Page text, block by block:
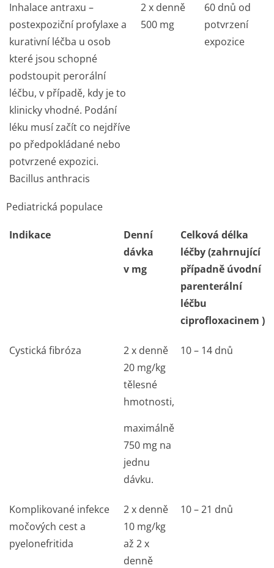
Inhalace antraxu –
postexpoziční profylaxe a
kurativní léčba u osob
které jsou schopné
podstoupit perorální
léčbu, v případě, kdy je to
klinicky vhodné. Podání
léku musí začít co nejdříve
po předpokládané nebo
potvrzené expozici.
Bacillus anthracis
2 x denně
500 mg
60 dnů od
potvrzení
expozice
Pediatrická populace
Indikace
Denní
dávka
v mg
Celková délka
léčby (zahrnující
případně úvodní
parenterální
léčbu
ciprofloxacinem )
Cystická fibróza
2 x denně
20 mg/kg
tělesné
hmotnosti,
maximálně
750 mg na
jednu
dávku.
10 – 14 dnů
Komplikované infekce
močových cest a
pyelonefritida
2 x denně
10 mg/kg
až 2 x
denně
10 – 21 dnů